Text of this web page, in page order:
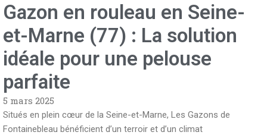
Gazon en rouleau en Seine-
et-Marne (77) : La solution
idéale pour une pelouse
parfaite
5 mars 2025
Situés en plein cœur de la Seine-et-Marne, Les Gazons de
Fontainebleau bénéficient d’un terroir et d’un climat